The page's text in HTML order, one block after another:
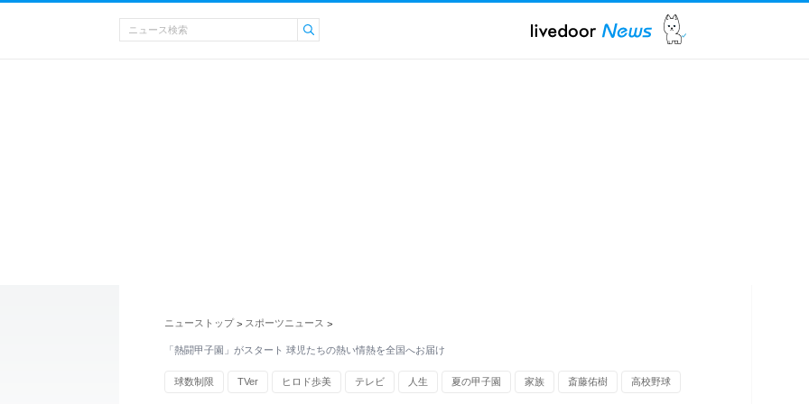
ニューストップ > スポーツニュース >
「熱闘甲子園」がスタート 球児たちの熱い情熱を全国へお届け
球数制限 TVer ヒロド歩美 テレビ 人生 夏の甲子園 家族 斎藤佑樹 高校野球